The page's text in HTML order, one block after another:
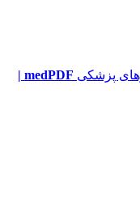
medPDF |